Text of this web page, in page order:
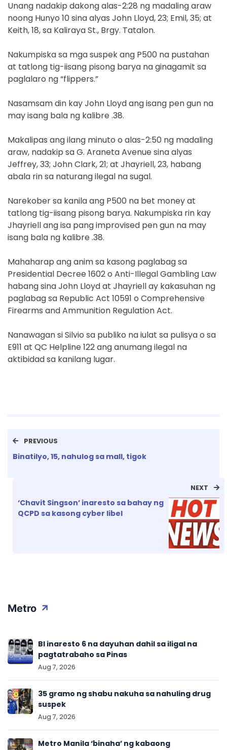
Unang nadakip dakong alas-2:28 ng madaling araw
noong Hunyo 10 sina alyas John Lloyd, 23; Emil, 35; at
Keith, 18, sa Kaliraya St., Brgy. Tatalon.
Nakumpiska sa mga suspek ang P500 na pustahan
at tatlong tig-iisang pisong barya na ginagamit sa
paglalaro ng “flippers.”
Nasamsam din kay John Lloyd ang isang pen gun na
may isang bala ng kalibre .38.
Makalipas ang ilang minuto o alas-2:50 ng madaling
araw, nadakip sa G. Araneta Avenue sina alyas
Jeffrey, 33; John Clark, 21; at Jhayriell, 23, habang
abala rin sa naturang ilegal na sugal.
Narekober sa kanila ang P500 na bet money at
tatlong tig-iisang pisong barya. Nakumpiska rin kay
Jhayriell ang isa pang improvised pen gun na may
isang bala ng kalibre .38.
Mahaharap ang anim sa kasong paglabag sa
Presidential Decree 1602 o Anti-Illegal Gambling Law
habang sina John Lloyd at Jhayriell ay kakasuhan ng
paglabag sa Republic Act 10591 o Comprehensive
Firearms and Ammunition Regulation Act.
Nanawagan si Silvio sa publiko na iulat sa pulisya o sa
E911 at QC Helpline 122 ang anumang ilegal na
aktibidad sa kanilang lugar.
PREVIOUS
Binatilyo, 15, nahulog sa mall, tigok
NEXT
‘Chavit Singson’ inaresto sa bahay ng
QCPD sa kasong cyber libel
Metro
BI inaresto 6 na dayuhan dahil sa iligal na
pagtatrabaho sa Pinas
Aug 7, 2026
35 gramo ng shabu nakuha sa nahuling drug
suspek
Aug 7, 2026
Metro Manila ‘binaha’ ng kabaong